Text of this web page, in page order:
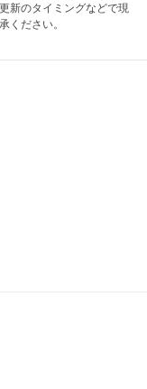
新のタイミングなどで現
ください。